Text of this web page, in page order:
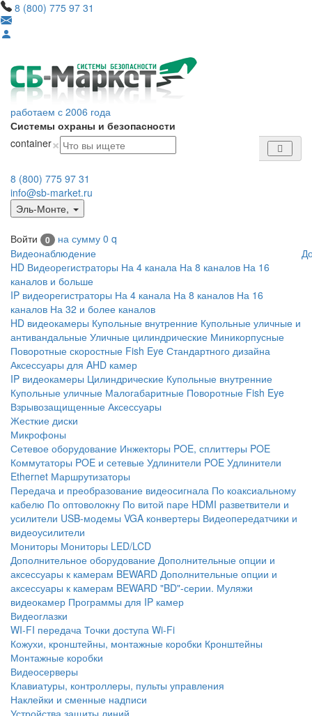
8 (800) 775 97 31
работаем с 2006 года
Системы охраны и безопасности
container×
8 (800) 775 97 31
info@sb-market.ru
Эль-Монте,
Войти 0 на сумму 0 q
Видеонаблюдение
HD Видеорегистраторы На 4 канала На 8 каналов На 16
каналов и больше
IP видеорегистраторы На 4 канала На 8 каналов На 16
каналов На 32 и более каналов
HD видеокамеры Купольные внутренние Купольные уличные и
антивандальные Уличные цилиндрические Миникорпусные
Поворотные скоростные Fish Eye Стандартного дизайна
Аксессуары для AHD камер
IP видеокамеры Цилиндрические Купольные внутренние
Купольные уличные Малогабаритные Поворотные Fish Eye
Взрывозащищенные Аксессуары
Жесткие диски
Микрофоны
Сетевое оборудование Инжекторы POE, сплиттеры POE
Коммутаторы POE и сетевые Удлинители POE Удлинители
Ethernet Маршрутизаторы
Передача и преобразование видеосигнала По коаксиальному
кабелю По оптоволокну По витой паре HDMI разветвители и
усилители USB-модемы VGA конвертеры Видеопередатчики и
видеоусилители
Мониторы Мониторы LED/LCD
Дополнительное оборудование Дополнительные опции и
аксессуары к камерам BEWARD Дополнительные опции и
аксессуары к камерам BEWARD "BD"-серии. Муляжи
видеокамер Программы для IP камер
Видеоглазки
WI-FI передача Точки доступа Wi-Fi
Кожухи, кронштейны, монтажные коробки Кронштейны
Монтажные коробки
Видеосерверы
Клавиатуры, контроллеры, пульты управления
Наклейки и сменные надписи